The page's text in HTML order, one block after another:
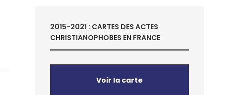
2015-2021 : CARTES DES ACTES
CHRISTIANOPHOBES EN FRANCE
Voir la carte